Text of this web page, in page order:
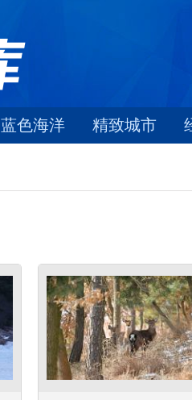
蓝色海洋 精致城市